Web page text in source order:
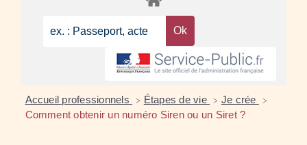
Accueil professionnels > Étapes de vie > Je crée >
Comment obtenir un numéro Siren ou un Siret ?